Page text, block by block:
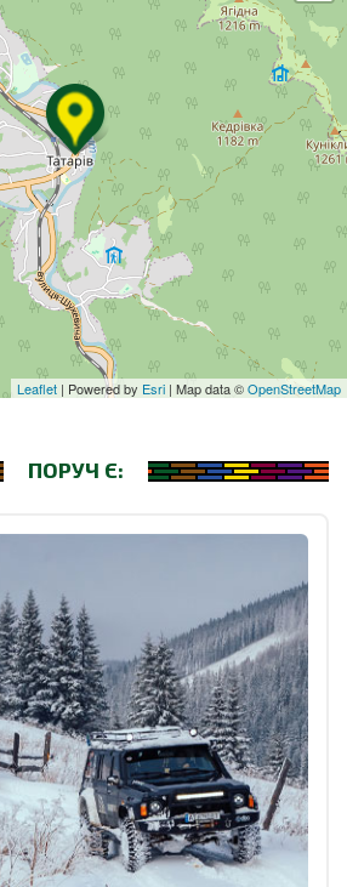
Leaflet | Powered by Esri | Map data ©OpenStreetMap
ПОРУЧ Є: